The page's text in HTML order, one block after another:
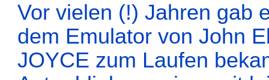
Vor vielen (!) Jahren gab
dem Emulator von John
JOYCE zum Laufen